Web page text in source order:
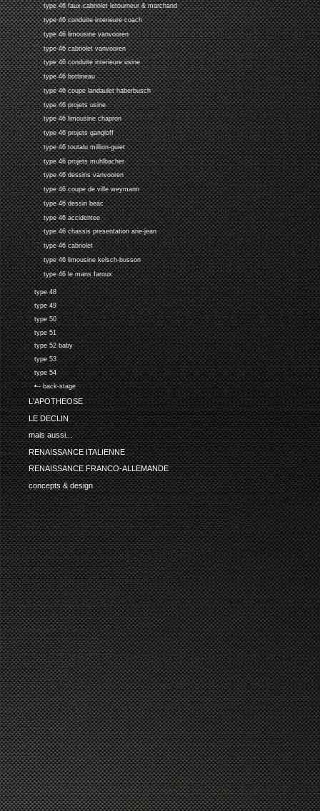
type 46 faux-cabriolet letourneur & marchand
type 46 conduite interieure coach
type 46 limousine vanvooren
type 46 cabriolet vanvooren
type 46 conduite interieure usine
type 46 bottineau
type 46 coupe landaulet haberbusch
type 46 projets usine
type 46 limousine chapron
type 46 projets gangloff
type 46 toutalu million-guiet
type 46 projets muhlbacher
type 46 dessins vanvooren
type 46 coupe de ville weymann
type 46 dessin beac
type 46 accidentee
type 46 chassis presentation arie-jean
type 46 cabriolet
type 46 limousine kelsch-busson
type 46 le mans faroux
type 48
type 49
type 50
type 51
type 52 baby
type 53
type 54
•-- back-stage
L'APOTHEOSE
LE DECLIN
mais aussi...
RENAISSANCE ITALIENNE
RENAISSANCE FRANCO-ALLEMANDE
concepts & design